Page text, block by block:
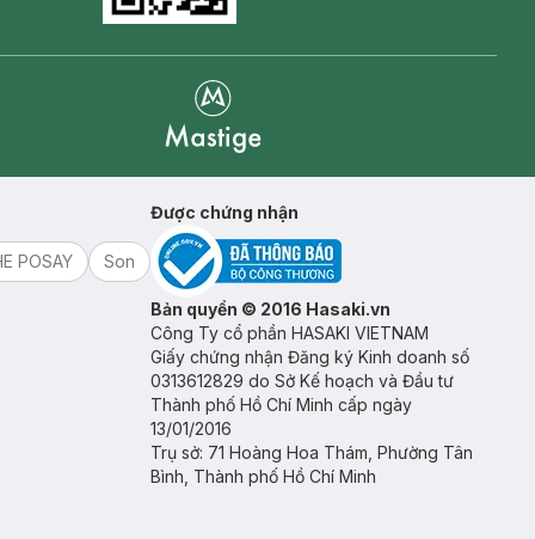
POSAY
Son
Được chứng nhận
Bản quyền © 2016 Hasaki.vn
Công Ty cổ phần HASAKI VIETNAM
Giấy chứng nhận Đăng ký Kinh doanh số
0313612829 do Sở Kế hoạch và Đầu tư
Thành phố Hồ Chí Minh cấp ngày
13/01/2016
Trụ sở: 71 Hoàng Hoa Thám, Phường Tân
Bình, Thành phố Hồ Chí Minh